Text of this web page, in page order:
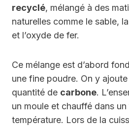
recyclé, mélangé à des
naturelles comme le sable,
et l’oxyde de fer.
Ce mélange est d’abord
une fine poudre. On y
quantité de carbone.
un moule et chauffé dans
température. Lors de la